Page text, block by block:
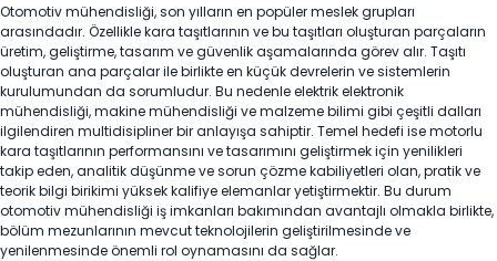
Otomotiv mühendisliği, son yılların en popüler meslek grupları
arasındadır. Özellikle kara taşıtlarının ve bu taşıtları oluşturan parçaların
üretim, geliştirme, tasarım ve güvenlik aşamalarında görev alır. Taşıtı
oluşturan ana parçalar ile birlikte en küçük devrelerin ve sistemlerin
kurulumundan da sorumludur. Bu nedenle elektrik elektronik
mühendisliği, makine mühendisliği ve malzeme bilimi gibi çeşitli dalları
ilgilendiren multidisipliner bir anlayışa sahiptir. Temel hedefi ise motorlu
kara taşıtlarının performansını ve tasarımını geliştirmek için yenilikleri
takip eden, analitik düşünme ve sorun çözme kabiliyetleri olan, pratik ve
teorik bilgi birikimi yüksek kalifiye elemanlar yetiştirmektir. Bu durum
otomotiv mühendisliği iş imkanları bakımından avantajlı olmakla birlikte,
bölüm mezunlarının mevcut teknolojilerin geliştirilmesinde ve
yenilenmesinde önemli rol oynamasını da sağlar.